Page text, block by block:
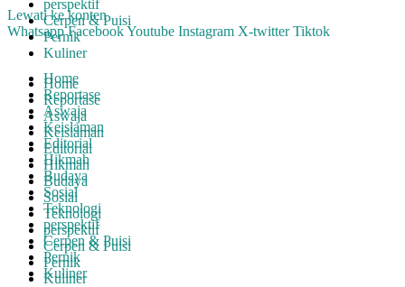
Lewati ke konten
Whatsapp FacebookYoutube Instagram X-twitter Tiktok
Home
Reportase
Aswaja
Keislaman
Editorial
Hikmah
Budaya
Sosial
Teknologi
perspektif
Cerpen & Puisi
Pernik
Kuliner
perspektif
Cerpen & Puisi
Pernik
Kuliner
Home
Reportase
Aswaja
Keislaman
Editorial
Hikmah
Budaya
Sosial
Teknologi
perspektif
Cerpen & Puisi
Pernik
Kuliner